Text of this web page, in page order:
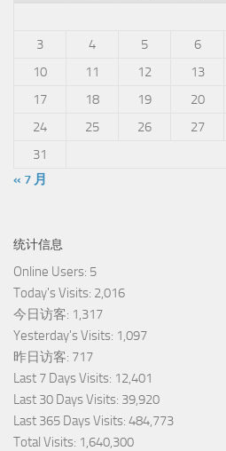
3
4 5 6
10
11 12 13
17
18 19 20
24
25 26 27
31
« 7 月
统计信息
Online Users: 5
Today's Visits: 2,016
今日访客: 1,317
Yesterday's Visits: 1,097
昨日访客: 717
Last 7 Days Visits: 12,401
Last 30 Days Visits: 39,920
Last 365 Days Visits: 484,773
Total Visits: 1,640,300